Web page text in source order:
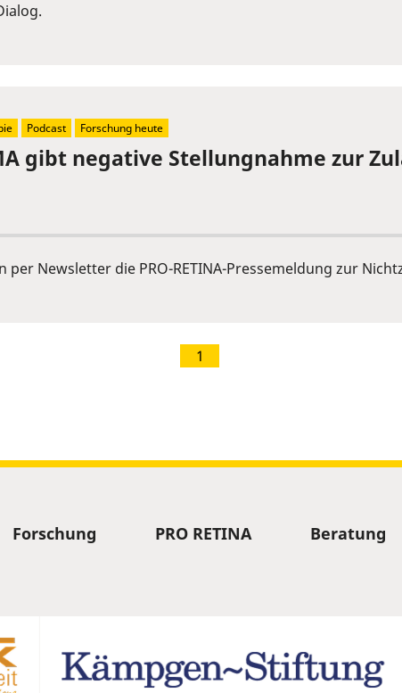
gibt negative Stellungnahme zur
Newsletter die PRO-RETINA-Pressemeldung zur
Podcast Forschung heute
1
Forschung PRO RETINA Beratung